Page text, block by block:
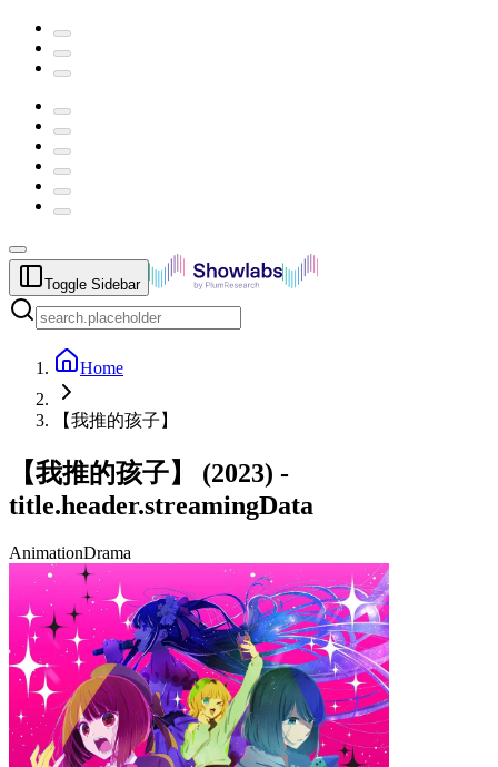
Toggle Sidebar
Home
【我推的孩子】
【我推的孩子】 (2023) -
title.header.streamingData
AnimationDrama